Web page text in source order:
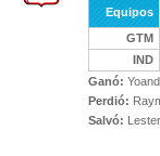
Equipos
GTM
IND
Ganó:
Perdió:
Salvó: